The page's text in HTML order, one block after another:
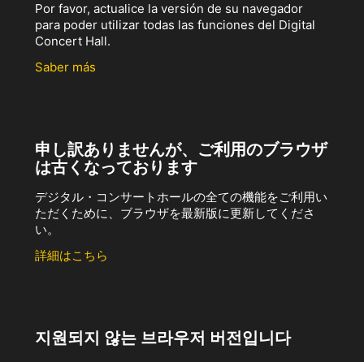
Por favor, actualice la versión de su navegador
para poder utilizar todas las funciones del Digital
Concert Hall.
Saber más
申し訳ありませんが、ご利用のブラウザ
は古くなっております
デジタル・コンサートホールの全ての機能をご利用い
ただくために、ブラウザを最新版に更新してくださ
い。
詳細はこちら
지원되지 않는 브라우저 버전입니다